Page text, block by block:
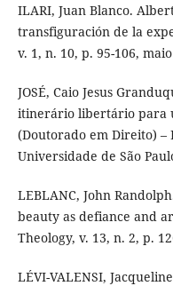
ILARI, Juan Blanco.
transfiguración de la
v. 1, n. 10, p. 95-106,
JOSÉ, Caio Jesus
itinerário libertário para
(Doutorado em Direito) –
Universidade de São
LEBLANC, John
beauty as defiance and
Theology, v. 13, n. 2, p.
LÉVI-VALENSI,